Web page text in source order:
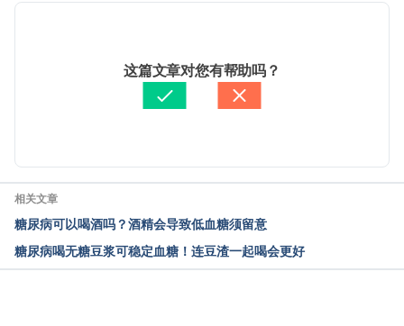
游能俊醫師
更新
这篇文章对您有帮助吗？
相关文章
糖尿病可以喝酒吗？酒精会导致低血糖须留意
糖尿病喝无糖豆浆可稳定血糖！连豆渣一起喝会更好